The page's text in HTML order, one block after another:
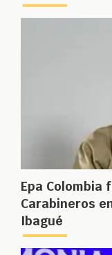
Epa Colombia
Carabineros
Ibagué